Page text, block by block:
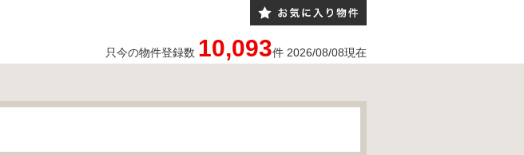
只今の物件登録数 10,093件 2026/08/08現在